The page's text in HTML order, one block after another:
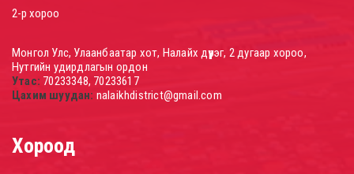
2-р хороо
Монгол Улс, Улаанбаатар хот, Налайх дүүрэг, 2 дугаар хороо,
Нутгийн удирдлагын ордон
Утас: 70233348, 70233617
Цахим шуудан: nalaikhdistrict@gmail.com
Хороод